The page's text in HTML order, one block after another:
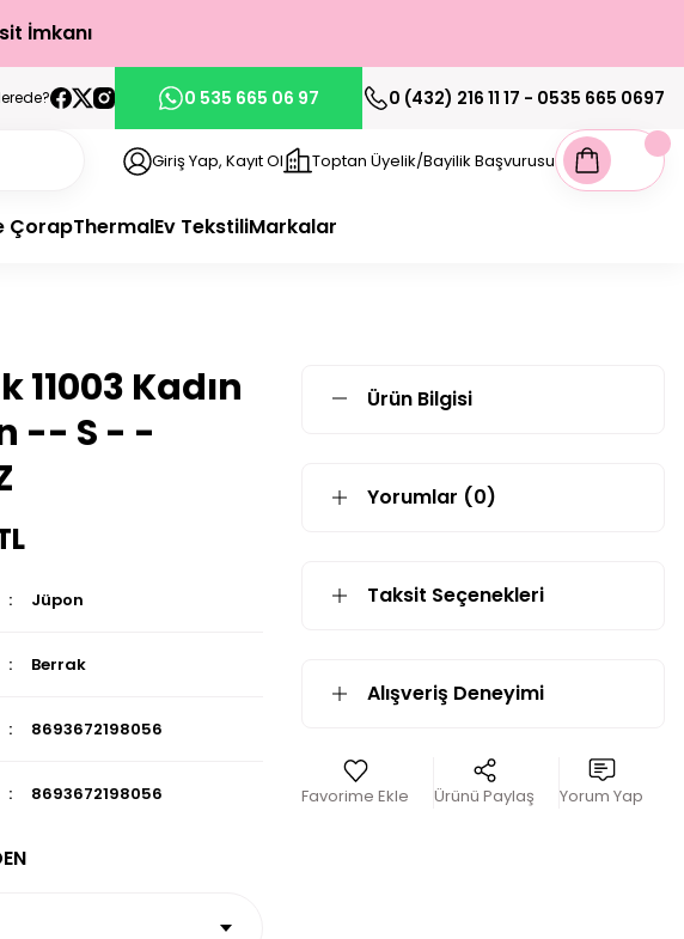
İmkanı
0 535 665 06 97 0 (432) 216 11 17 - 0535 665 0697
Giriş Yap, Kayıt Ol Toptan Üyelik/Bayilik Başvurusu
ÇorapThermalEv TekstiliMarkalar
11003 Kadın
-- S - -
Jüpon
Berrak
8693672198056
8693672198056
Ürün Bilgisi
Yorumlar (0)
Taksit Seçenekleri
Alışveriş Deneyimi
Ürünü Paylaş Yorum Yap